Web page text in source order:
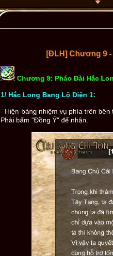
[ĐLH] Chương 9
Chương 9: Pháo Đài Hắc
1/ Hắc Long Bang Lộ Diện 1:
- Hiện bảng nhiệm vụ phía trên
Phải bấm "Đồng Ý" để nhận.